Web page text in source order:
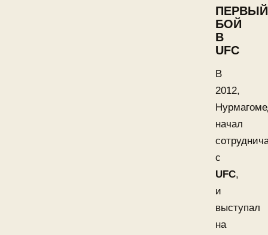
ПЕРВЫЙ
БОЙ
В
UFC
В
2012,
начал
с
UFC,
и
выступал
на